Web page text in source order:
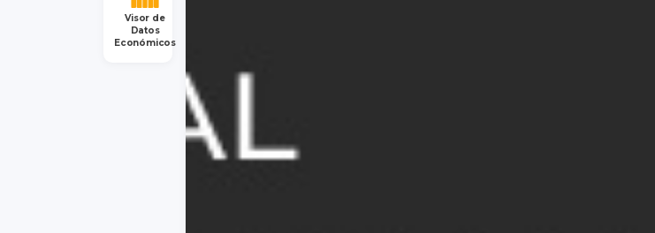
Visor de
Datos
Económicos